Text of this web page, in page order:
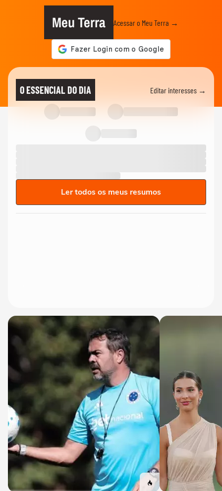
Meu Terra Acessar o Meu Terra →
O ESSENCIAL DO DIA Editar interesses →
Ler todos os meus resumos